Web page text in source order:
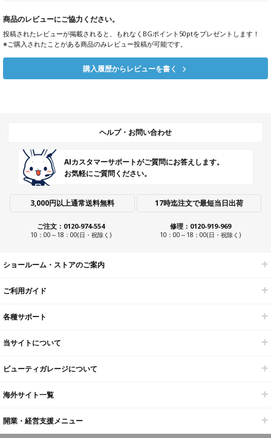
商品のレビューにご協力ください。
投稿されたレビューが掲載されると、もれなくBGポイント50ptをプレゼントします！
※ご購入されたことがある商品のみレビュー投稿が可能です。
購入履歴からレビューを書く
ヘルプ・お問い合わせ
AIカスタマーサポートがご質問にお答えします。
お気軽にご質問ください。
3,000円以上通常送料無料 17時迄注文で最短当日出荷
ご注文：0120-974-554
10：00～18：00(日・祝除く)
修理：0120-919-969
10：00～18：00(日・祝除く)
ショールーム・ストアのご案内
ご利用ガイド
各種サポート
当サイトについて
ビューティガレージについて
海外サイト一覧
開業・経営支援メニュー